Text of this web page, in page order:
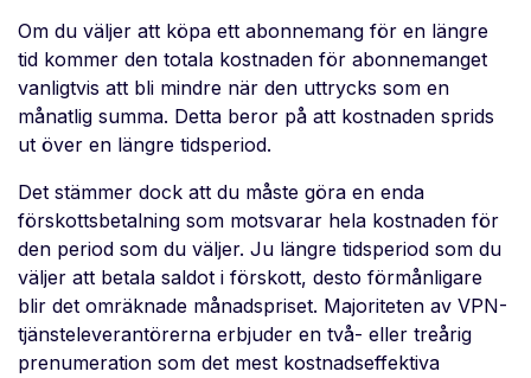
Om du väljer att köpa ett abonnemang för en längre
tid kommer den totala kostnaden för abonnemanget
vanligtvis att bli mindre när den uttrycks som en
månatlig summa. Detta beror på att kostnaden sprids
ut över en längre tidsperiod.
Det stämmer dock att du måste göra en enda
förskottsbetalning som motsvarar hela kostnaden för
den period som du väljer. Ju längre tidsperiod som du
väljer att betala saldot i förskott, desto förmånligare
blir det omräknade månadspriset. Majoriteten av VPN-
tjänsteleverantörerna erbjuder en två- eller treårig
prenumeration som det mest kostnadseffektiva